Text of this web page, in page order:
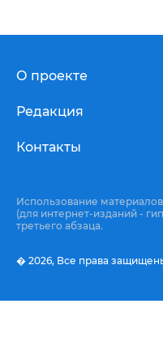
О проекте
Редакция
Контакты
Использование
(для интернет-изданий -
третьего абзаца.
� 2026, Все права